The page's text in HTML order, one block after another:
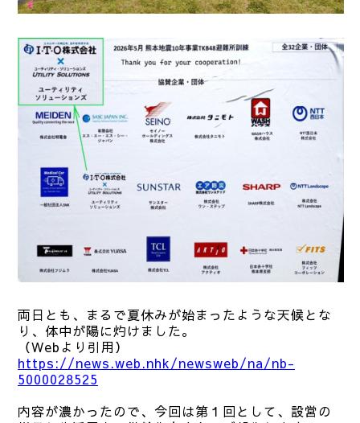
両日とも、まるで夏休みが始まったような天候とな
り、体中が陽に灼けました。
（Webより引用）
https://news.web.nhk/newsweb/na/nb-
5000028525
内容が濃かったので、今回は第１回として、設営の